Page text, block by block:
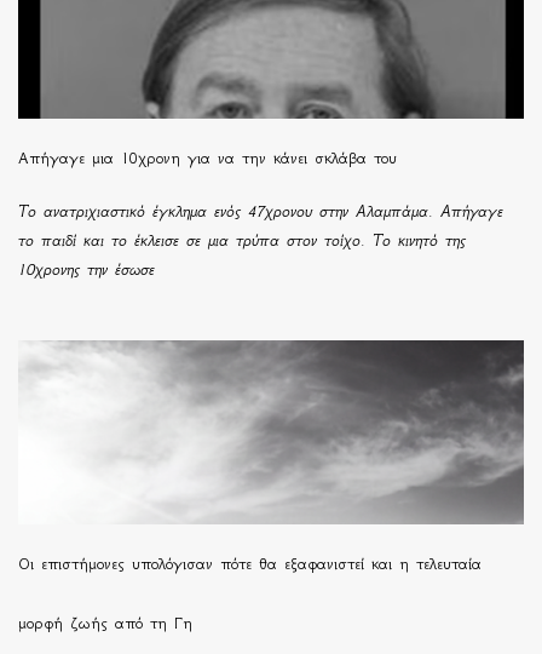
Απήγαγε μια 10χρονη για να την κάνει σκλάβα του
Το ανατριχιαστικό έγκλημα ενός 47χρονου στην Αλαμπάμα. Απήγαγε
το παιδί και το έκλεισε σε μια τρύπα στον τοίχο. Το κινητό της
10χρονης την έσωσε
Οι επιστήμονες υπολόγισαν πότε θα εξαφανιστεί και η τελευταία
μορφή ζωής από τη Γη